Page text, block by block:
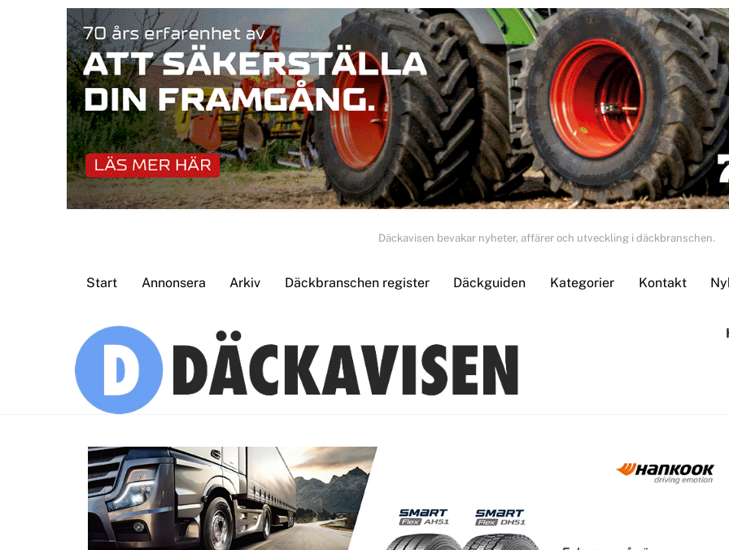
Däckavisen bevakar nyheter, affärer och utveckling i däckbranschen.
Start Annonsera Arkiv Däckbranschen register Däckguiden Kategorier Kontakt